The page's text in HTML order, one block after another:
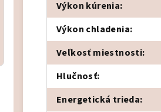
Výkon kúrenia:
Výkon chladenia:
Veľkosť miestnosti:
Hlučnosť:
Energetická trieda: